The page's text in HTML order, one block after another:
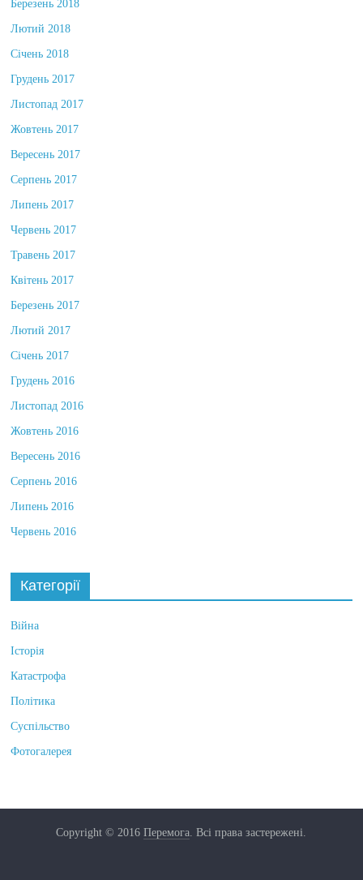
Березень 2018
Лютий 2018
Січень 2018
Грудень 2017
Листопад 2017
Жовтень 2017
Вересень 2017
Серпень 2017
Липень 2017
Червень 2017
Травень 2017
Квітень 2017
Березень 2017
Лютий 2017
Січень 2017
Грудень 2016
Листопад 2016
Жовтень 2016
Вересень 2016
Серпень 2016
Липень 2016
Червень 2016
Категорії
Війна
Історія
Катастрофа
Політика
Суспільство
Фотогалерея
Copyright © 2016Перемога. Всі права застережені.